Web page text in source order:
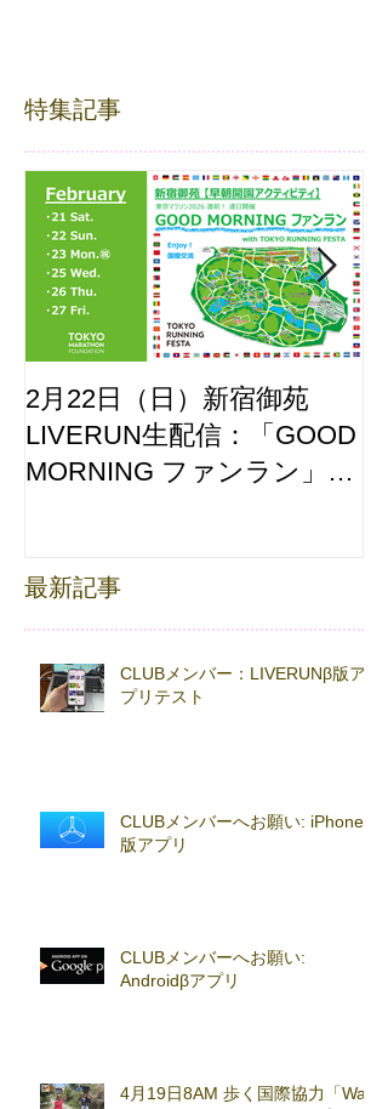
特集記事
2月22日（日）新宿御苑
LIVERUN生配信：「GOOD
MORNING ファンラン」
最新記事
CLUBメンバー：LIVERUNβ版ア
プリテスト
CLUBメンバーへお願い: iPhoneβ
版アプリ
CLUBメンバーへお願い:
Androidβアプリ
4月19日8AM 歩く国際協力「Walk